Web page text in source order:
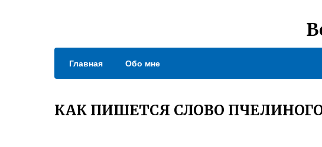
Главная Обо мне
КАК ПИШЕТСЯ СЛОВО